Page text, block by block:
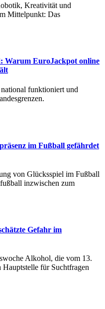
Kreativität und
Mittelpunkt: Das
Warum EuroJackpot online
funktioniert und
im Fußball gefährdet
von Glücksspiel im Fußball
inzwischen zum
Gefahr im
Alkohol, die vom 13.
für Suchtfragen